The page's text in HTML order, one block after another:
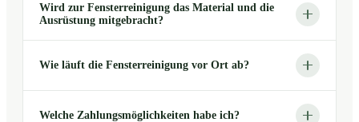
Wird zur Fensterreinigung das Material und die
Ausrüstung mitgebracht?
Wie läuft die Fensterreinigung vor Ort ab?
Welche Zahlungsmöglichkeiten habe ich?